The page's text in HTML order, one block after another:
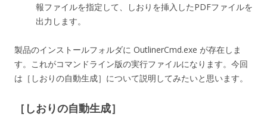
報ファイルを指定して、しおりを挿入したPDFファイルを
出力します。
製品のインストールフォルダに OutlinerCmd.exe が存在しま
す。これがコマンドライン版の実行ファイルになります。今回
は［しおりの自動生成］について説明してみたいと思います。
［しおりの自動生成］